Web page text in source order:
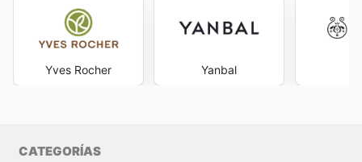
Yves Rocher Yanbal
CATEGORÍAS